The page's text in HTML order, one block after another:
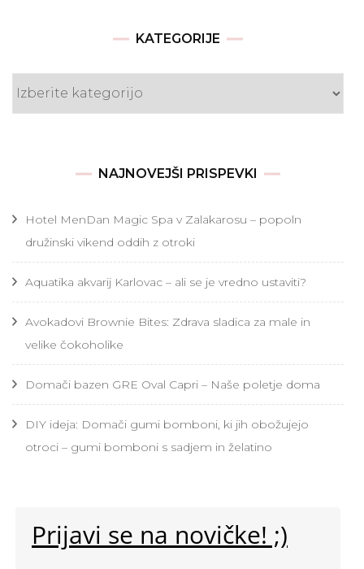
KATEGORIJE
Kategorije
NAJNOVEJŠI PRISPEVKI
Hotel MenDan Magic Spa v Zalakarosu – popoln
družinski vikend oddih z otroki
Aquatika akvarij Karlovac – ali se je vredno ustaviti?
Avokadovi Brownie Bites: Zdrava sladica za male in
velike čokoholike
Domači bazen GRE Oval Capri – Naše poletje doma
DIY ideja: Domači gumi bomboni, ki jih obožujejo
otroci – gumi bomboni s sadjem in želatino
Prijavi se na novičke! ;)